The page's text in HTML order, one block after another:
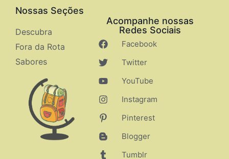
Nossas Seções
Descubra
Fora da Rota
Sabores
Acompanhe nossas
Redes Sociais
Facebook
Twitter
YouTube
Instagram
Pinterest
Blogger
Tumblr